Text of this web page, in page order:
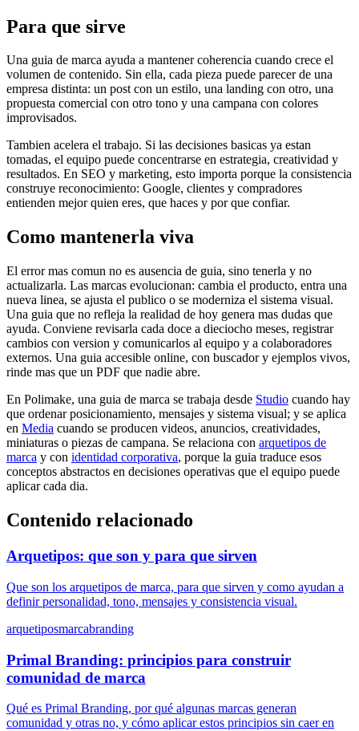
Para que sirve
Una guia de marca ayuda a mantener coherencia cuando crece el
volumen de contenido. Sin ella, cada pieza puede parecer de una
empresa distinta: un post con un estilo, una landing con otro, una
propuesta comercial con otro tono y una campana con colores
improvisados.
Tambien acelera el trabajo. Si las decisiones basicas ya estan
tomadas, el equipo puede concentrarse en estrategia, creatividad y
resultados. En SEO y marketing, esto importa porque la consistencia
construye reconocimiento: Google, clientes y compradores
entienden mejor quien eres, que haces y por que confiar.
Como mantenerla viva
El error mas comun no es ausencia de guia, sino tenerla y no
actualizarla. Las marcas evolucionan: cambia el producto, entra una
nueva linea, se ajusta el publico o se moderniza el sistema visual.
Una guia que no refleja la realidad de hoy genera mas dudas que
ayuda. Conviene revisarla cada doce a dieciocho meses, registrar
cambios con version y comunicarlos al equipo y a colaboradores
externos. Una guia accesible online, con buscador y ejemplos vivos,
rinde mas que un PDF que nadie abre.
En Polimake, una guia de marca se trabaja desde Studio cuando hay
que ordenar posicionamiento, mensajes y sistema visual; y se aplica
en Media cuando se producen videos, anuncios, creatividades,
miniaturas o piezas de campana. Se relaciona con arquetipos de
marca y con identidad corporativa, porque la guia traduce esos
conceptos abstractos en decisiones operativas que el equipo puede
aplicar cada dia.
Contenido relacionado
Arquetipos: que son y para que sirven
Que son los arquetipos de marca, para que sirven y como ayudan a
definir personalidad, tono, mensajes y consistencia visual.
arquetiposmarcabranding
Primal Branding: principios para construir
comunidad de marca
Qué es Primal Branding, por qué algunas marcas generan
comunidad y otras no, y cómo aplicar estos principios sin caer en